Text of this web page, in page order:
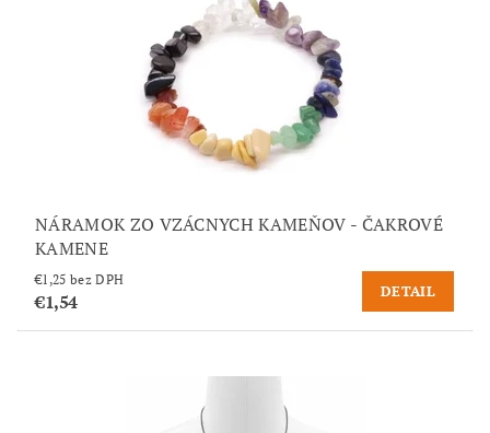
NÁRAMOK ZO VZÁCNYCH KAMEŇOV - ČAKROVÉ
KAMENE
€1,25 bez DPH
€1,54 DETAIL